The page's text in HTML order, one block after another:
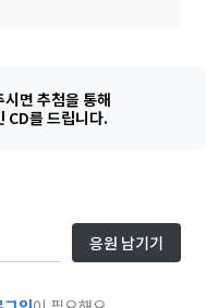
게 제대로 된 무대에도 한
성했다. 하지만 끝날 줄 모
번의 무대만 오르고 흩어졌
합하여 '파랗게도'를 발매
면 추첨을 통해
CD를 드립니다.
응원 남기기